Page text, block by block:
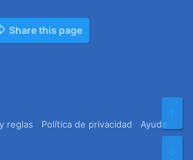
Share this page
reglas Política de privacidad
Ayuda